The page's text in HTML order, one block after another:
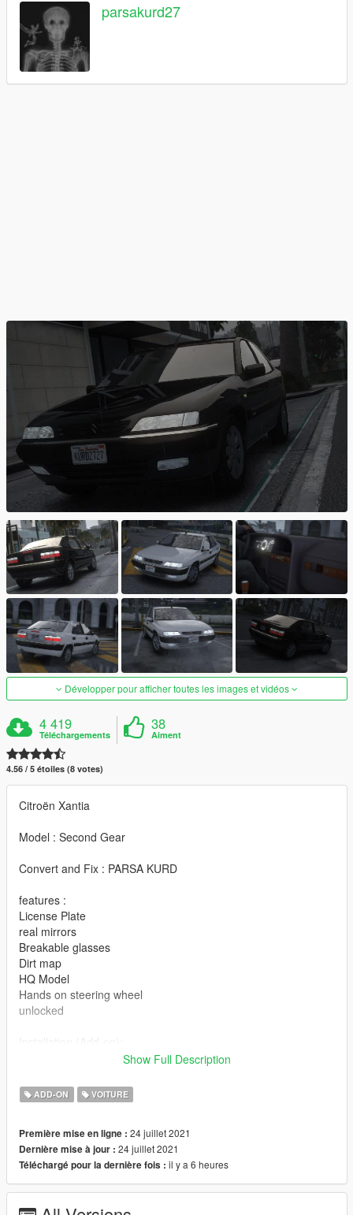
parsakurd27
Développer pour afficher toutes les images et vidéos
4 419
Téléchargements
38
Aiment
4.56 / 5 étoiles (8 votes)
Citroën Xantia
Model : Second Gear
Convert and Fix : PARSA KURD
features :
License Plate
real mirrors
Breakable glasses
Dirt map
HQ Model
Hands on steering wheel
unlocked
\mods\update/Update.rpf/common/data/dlclist.meta
Thanks
Channel Telegram : @Persian_Gta_mods
Show Full Description
ADD-ON VOITURE
Première mise en ligne : 24 juillet 2021
Dernière mise à jour : 24 juillet 2021
Téléchargé pour la dernière fois : il y a 6 heures